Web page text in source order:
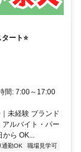
ート⭐
間: 7:00～17:00
未経験 ブランド
ルバイト・パー
から OK...
通勤OK
職場見学可